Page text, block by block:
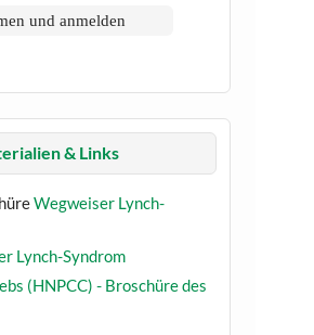
& Links
Wegweiser Lynch-
Lynch-Syndrom
(HNPCC) - Broschüre des